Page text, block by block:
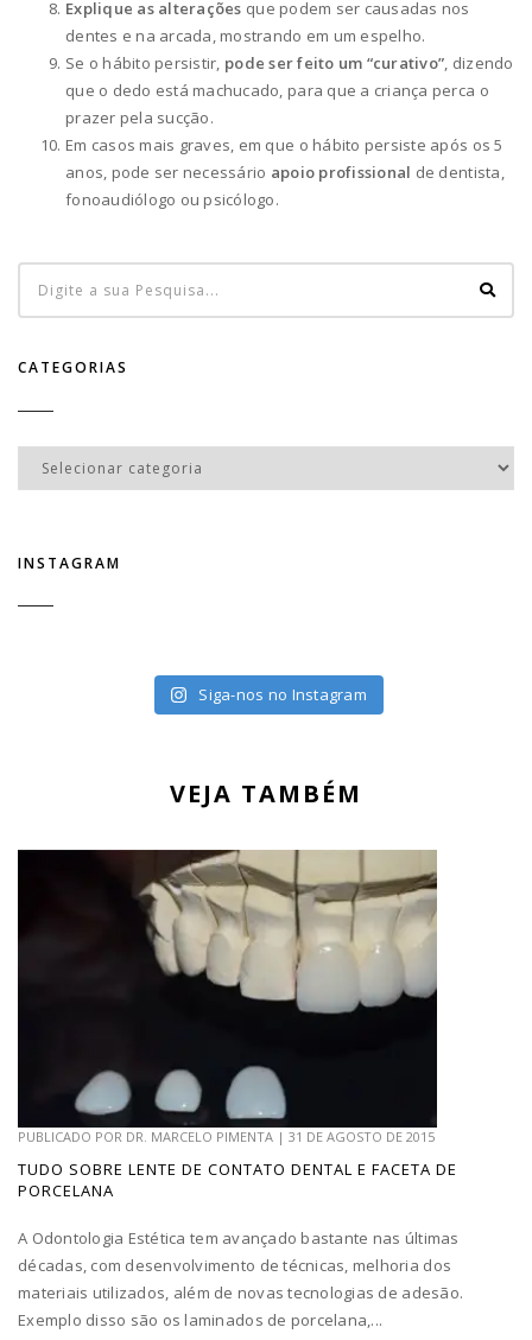
Explique as alterações que podem ser causadas nos
dentes e na arcada, mostrando em um espelho.
Se o hábito persistir, pode ser feito um “curativo”, dizendo
que o dedo está machucado, para que a criança perca o
prazer pela sucção.
Em casos mais graves, em que o hábito persiste após os 5
anos, pode ser necessário apoio profissional de dentista,
fonoaudiólogo ou psicólogo.
CATEGORIAS
Categorias
INSTAGRAM
Siga-nos no Instagram
VEJA TAMBÉM
PUBLICADO POR DR. MARCELO PIMENTA | 31 DE AGOSTO DE 2015
TUDO SOBRE LENTE DE CONTATO DENTAL E FACETA DE
PORCELANA
A Odontologia Estética tem avançado bastante nas últimas
décadas, com desenvolvimento de técnicas, melhoria dos
materiais utilizados, além de novas tecnologias de adesão.
Exemplo disso são os laminados de porcelana,...